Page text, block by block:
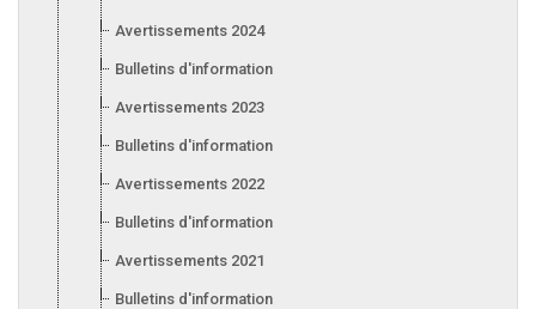
Avertissements 2024
Bulletins d'information 2024
Avertissements 2023
Bulletins d'information 2023
Avertissements 2022
Bulletins d'information 2022
Avertissements 2021
Bulletins d'information 2021